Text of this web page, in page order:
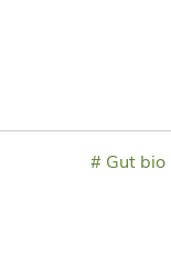
# Gut bio